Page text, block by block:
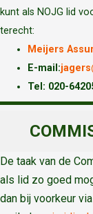
kunt als NOJG lid
terecht:
Meijers
E-mail:
Tel: 020-
De taak van de
als lid zo goed
dan bij voorkeur